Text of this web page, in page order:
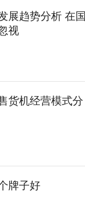
展趋势分析 在国
视
货机经营模式分
牌子好